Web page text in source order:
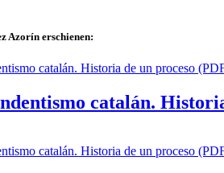
Azorín erschienen:
catalán.